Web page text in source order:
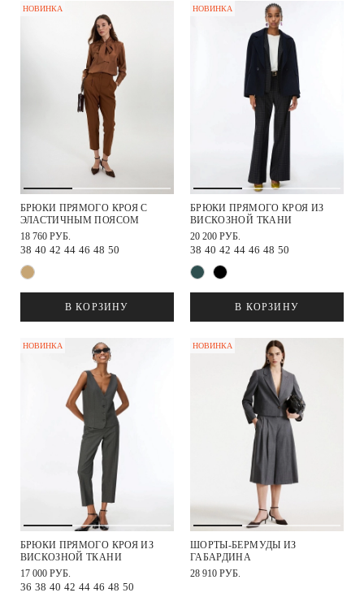
НОВИНКА
БРЮКИ ПРЯМОГО КРОЯ С
ЭЛАСТИЧНЫМ ПОЯСОМ
18 760 РУБ.
38 40 42 44 46 48 50
В КОРЗИНУ
НОВИНКА
БРЮКИ ПРЯМОГО КРОЯ ИЗ
ВИСКОЗНОЙ ТКАНИ
20 200 РУБ.
38 40 42 44 46 48 50
В КОРЗИНУ
НОВИНКА
БРЮКИ ПРЯМОГО КРОЯ ИЗ
ВИСКОЗНОЙ ТКАНИ
17 000 РУБ.
36 38 40 42 44 46 48 50
НОВИНКА
ШОРТЫ-БЕРМУДЫ ИЗ
ГАБАРДИНА
28 910 РУБ.